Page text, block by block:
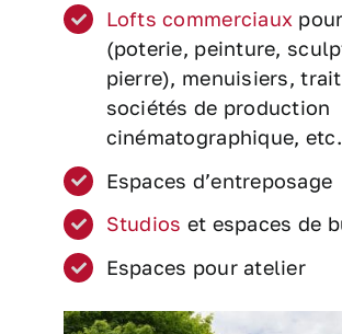
Lofts commerciaux
(poterie, peinture,
pierre), menuisiers,
sociétés de production
cinématographique, etc.
Espaces d’entreposage
Studios et espaces de
Espaces pour atelier